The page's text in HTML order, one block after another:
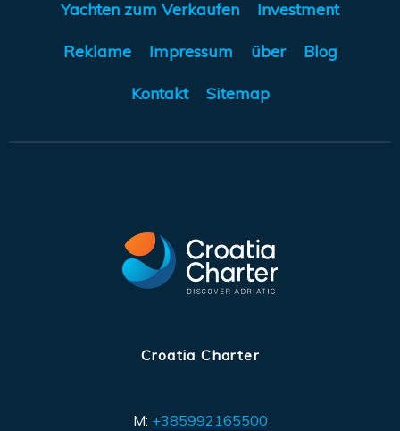
Yachten zum Verkaufen Investment
Reklame Impressum über Blog
Kontakt Sitemap
Croatia Charter
M: +385992165500